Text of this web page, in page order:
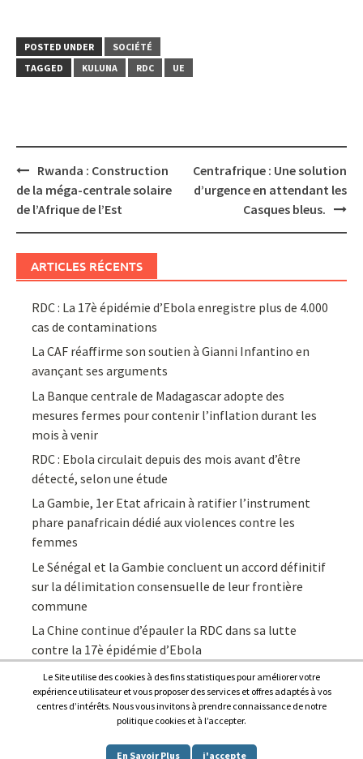
POSTED UNDER
SOCIÉTÉ
TAGGED
KULUNA RDC UE
Post
navigation
Rwanda : Construction
de la méga-centrale solaire
de l’Afrique de l’Est
Centrafrique : Une solution
d’urgence en attendant les
Casques bleus.
ARTICLES RÉCENTS
RDC : La 17è épidémie d’Ebola enregistre plus de 4.000
cas de contaminations
La CAF réaffirme son soutien à Gianni Infantino en
avançant ses arguments
La Banque centrale de Madagascar adopte des
mesures fermes pour contenir l’inflation durant les
mois à venir
RDC : Ebola circulait depuis des mois avant d’être
détecté, selon une étude
La Gambie, 1er Etat africain à ratifier l’instrument
phare panafricain dédié aux violences contre les
femmes
Le Sénégal et la Gambie concluent un accord définitif
sur la délimitation consensuelle de leur frontière
commune
La Chine continue d’épauler la RDC dans sa lutte
contre la 17è épidémie d’Ebola
Afrique7, l’info du continent en continu
Le Site utilise des cookies à des fins statistiques pour améliorer votre
expérience utilisateur et vous proposer des services et offres adaptés à vos
centres d’intérêts. Nous vous invitons à prendre connaissance de notre
politique cookies et à l’accepter.
En Savoir Plus j'accepte